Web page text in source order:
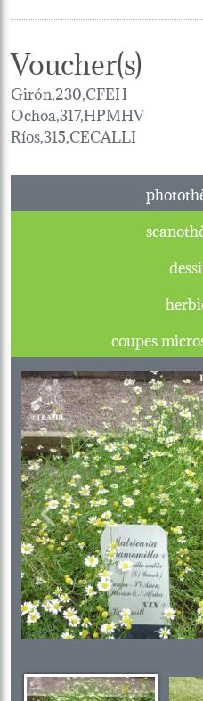
Voucher(s)
Girón,230,CFEH
Ochoa,317,HPMHV
Ríos,315,CECALLI
Previous